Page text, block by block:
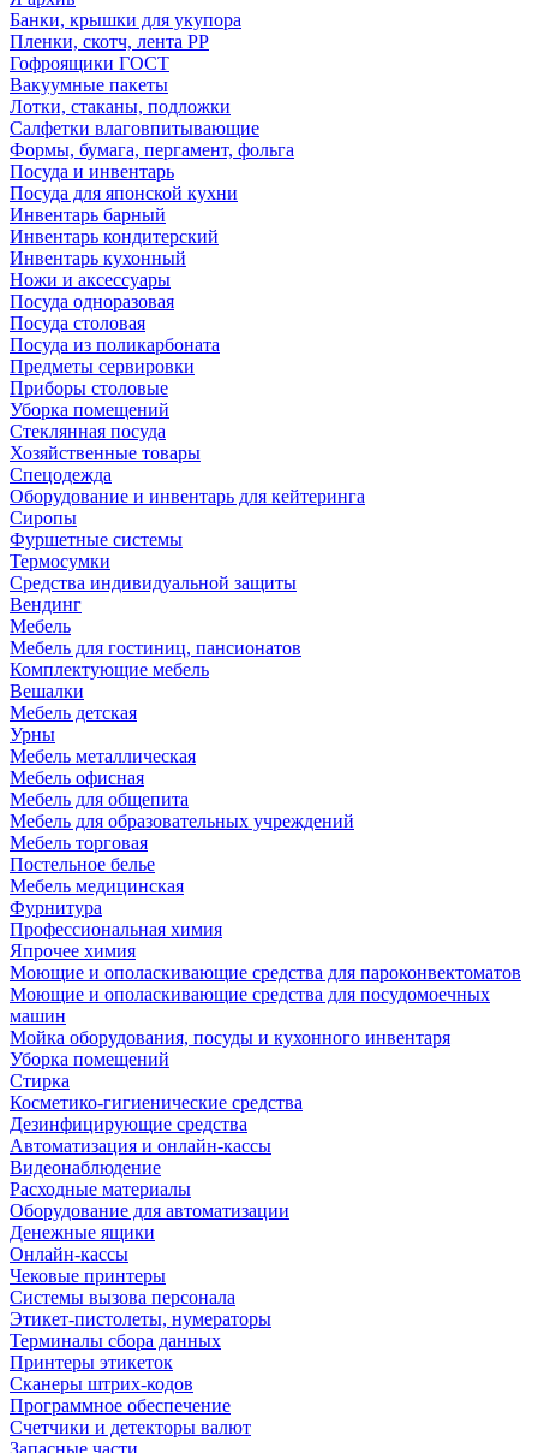
Банки, крышки для укупора
Пленки, скотч, лента РР
Гофроящики ГОСТ
Вакуумные пакеты
Лотки, стаканы, подложки
Салфетки влаговпитывающие
Формы, бумага, пергамент, фольга
Посуда и инвентарь
Посуда для японской кухни
Инвентарь барный
Инвентарь кондитерский
Инвентарь кухонный
Ножи и аксессуары
Посуда одноразовая
Посуда столовая
Посуда из поликарбоната
Предметы сервировки
Приборы столовые
Уборка помещений
Стеклянная посуда
Хозяйственные товары
Спецодежда
Оборудование и инвентарь для кейтеринга
Сиропы
Фуршетные системы
Термосумки
Средства индивидуальной защиты
Вендинг
Мебель
Мебель для гостиниц, пансионатов
Комплектующие мебель
Вешалки
Мебель детская
Урны
Мебель металлическая
Мебель офисная
Мебель для общепита
Мебель для образовательных учреждений
Мебель торговая
Постельное белье
Мебель медицинская
Фурнитура
Профессиональная химия
Япрочее химия
Моющие и ополаскивающие средства для пароконвектоматов
Моющие и ополаскивающие средства для посудомоечных
машин
Мойка оборудования, посуды и кухонного инвентаря
Уборка помещений
Стирка
Косметико-гигиенические средства
Дезинфицирующие средства
Автоматизация и онлайн-кассы
Видеонаблюдение
Расходные материалы
Оборудование для автоматизации
Денежные ящики
Онлайн-кассы
Чековые принтеры
Системы вызова персонала
Этикет-пистолеты, нумераторы
Терминалы сбора данных
Принтеры этикеток
Сканеры штрих-кодов
Программное обеспечение
Счетчики и детекторы валют
Запасные части